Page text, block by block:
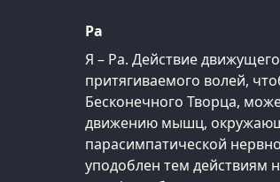
Ра
Я – Ра. Действие
притягиваемого волей,
Бесконечного Творца,
движению мышц,
парасимпатической
уподоблен тем действиям